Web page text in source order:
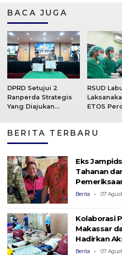
BACA JUGA
DPRD Setujui 2
Ranperda Strategis
Yang Diajukan
RSUD
ETOS
BERITA TERBARU
Eks
Tahanan
Berita 07
Kolaborasi
Makassar
Hadirkan
Berita 07